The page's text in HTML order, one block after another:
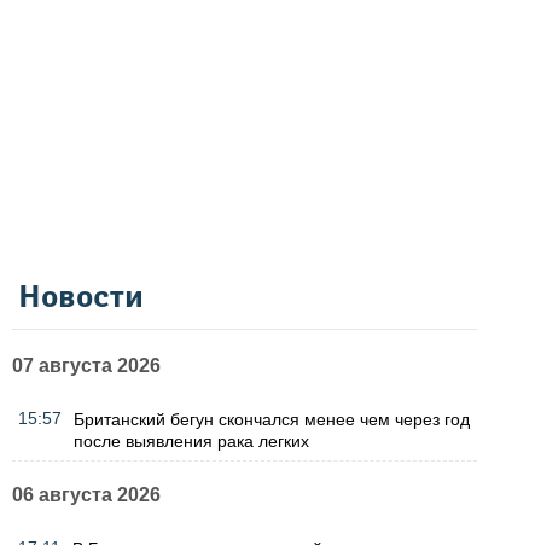
Новости
07 августа 2026
15:57
Британский бегун скончался менее чем через год
после выявления рака легких
06 августа 2026